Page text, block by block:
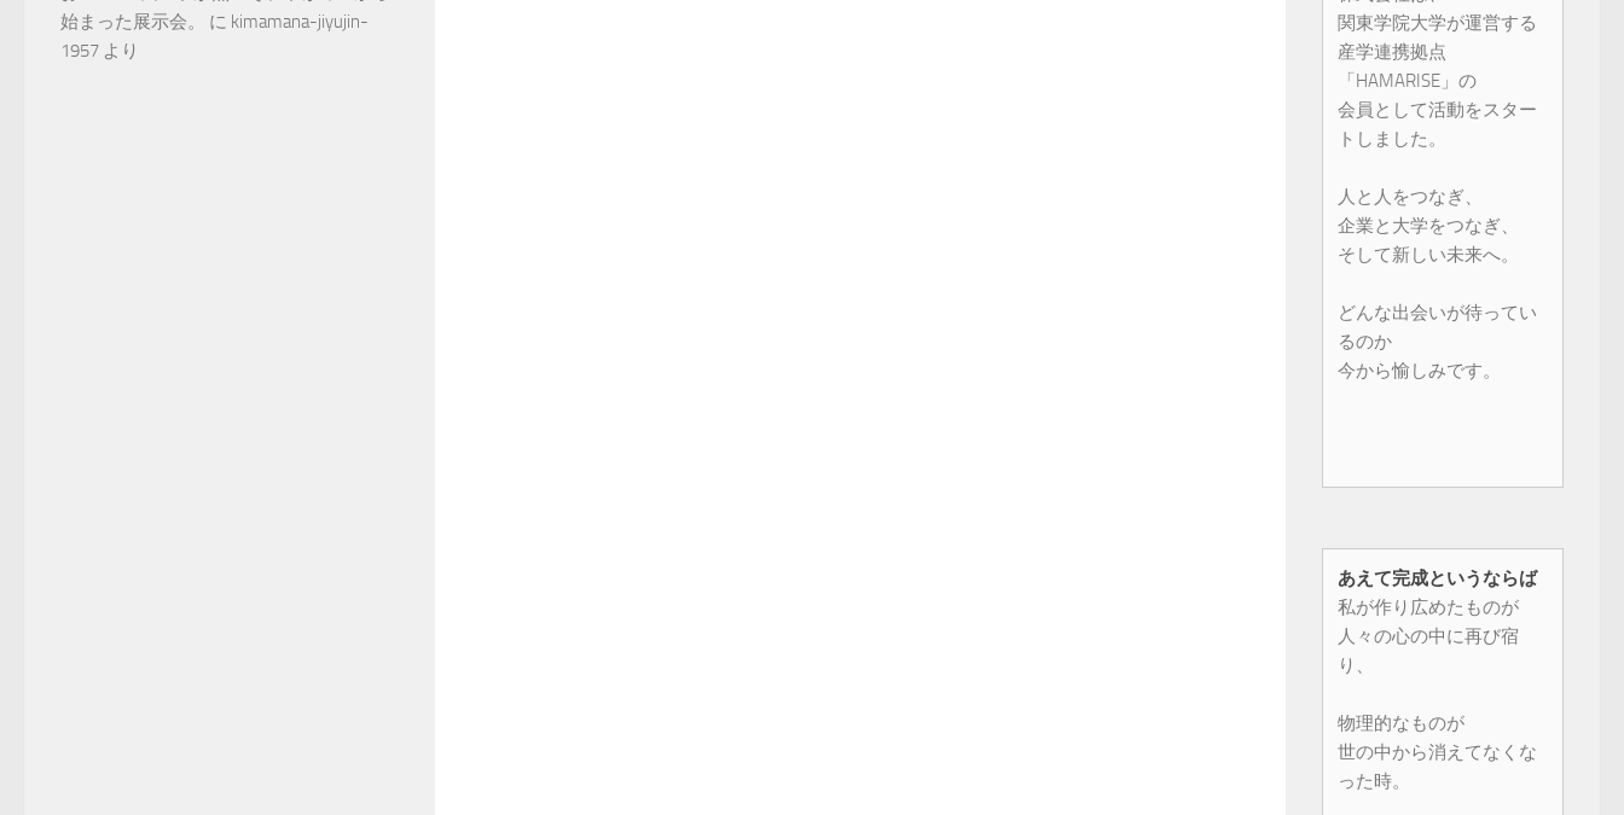
始まった展示会。
に kimamana-jiyujin-
1957 より
関東学院大学が運営する
産学連携拠点
「HAMARISE」の
会員として活動をスター
トしました。
人と人をつなぎ、
企業と大学をつなぎ、
そして新しい未来へ。
どんな出会いが待ってい
るのか
今から愉しみです。
あえて完成というならば
私が作り広めたものが
人々の心の中に再び宿
り、
物理的なものが
世の中から消えてなくな
った時。